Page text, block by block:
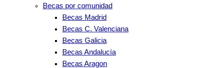
Becas por comunidad
Becas Madrid
Becas C. Valenciana
Becas Galicia
Becas Andalucía
Becas Aragon